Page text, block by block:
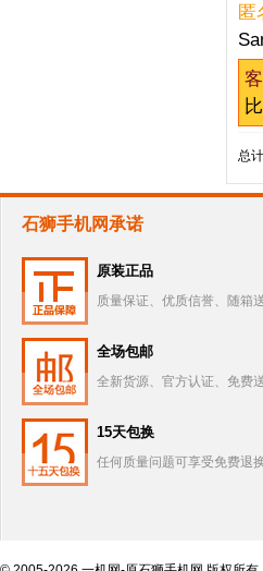
匿
总
石狮手机网承诺
原装正品
质量保证、优质信誉、随箱
全场包邮
全新货源、官方认证、免费
15天包换
任何质量问题可享受免费退